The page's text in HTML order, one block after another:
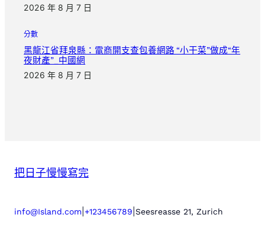
2026 年 8 月 7 日
分數
黑龍江省拜泉縣：電商開支查包養網路 “小干菜”做成“年
夜財產”_中國網
2026 年 8 月 7 日
把日子慢慢寫完
info@Island.com +123456789 Seesreasse 21, Zurich